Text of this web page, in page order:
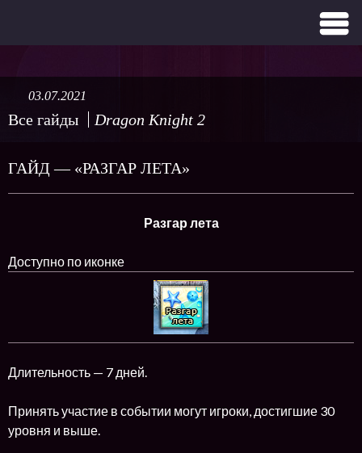
Все гайды Dragon Knight 2
03.07.2021
ГАЙД — «РАЗГАР ЛЕТА»
Разгар лета
Доступно по иконке
Длительность — 7 дней.
Принять участие в событии могут игроки, достигшие 30
уровня и выше.